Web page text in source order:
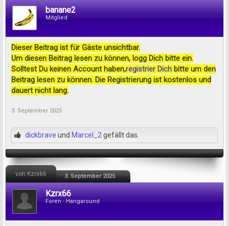
banane2
Mitglied
Dieser Beitrag ist für Gäste unsichtbar.
Um diesen Beitrag lesen zu können, logg Dich bitte ein.
Solltest Du keinen Account haben,registrier Dich bitte um den
Beitrag lesen zu können. Die Registrierung ist kostenlos und
dauert nicht lang.
3. September 2025
dickbrave und Marcel_2 gefällt das.
von Kzrx66 3. September 2025
Kzrx66
Foren - Hangaround